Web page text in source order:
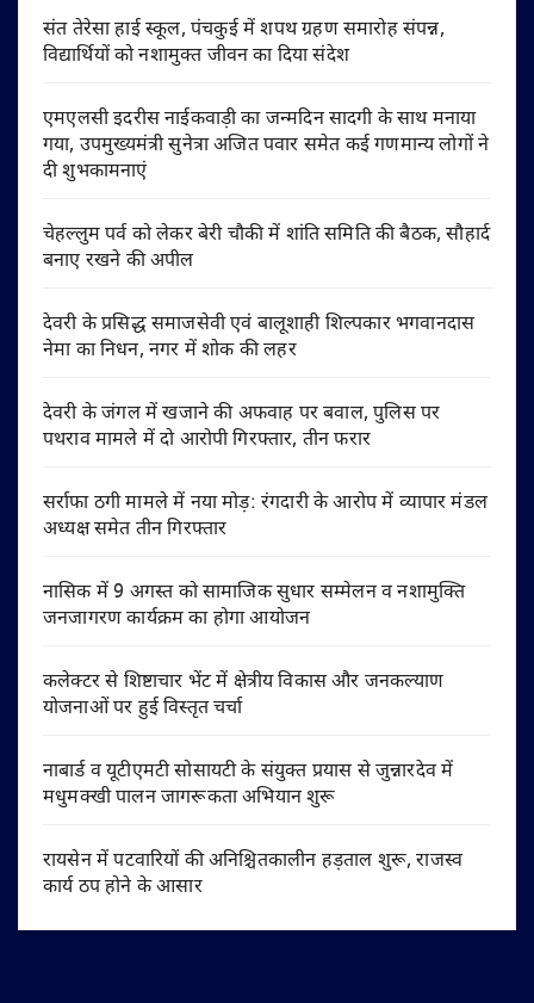
संत तेरेसा हाई स्कूल, पंचकुई में शपथ ग्रहण समारोह संपन्न,
विद्यार्थियों को नशामुक्त जीवन का दिया संदेश
एमएलसी इदरीस नाईकवाड़ी का जन्मदिन सादगी के साथ मनाया
गया, उपमुख्यमंत्री सुनेत्रा अजित पवार समेत कई गणमान्य लोगों ने
दी शुभकामनाएं
चेहल्लुम पर्व को लेकर बेरी चौकी में शांति समिति की बैठक, सौहार्द
बनाए रखने की अपील
देवरी के प्रसिद्ध समाजसेवी एवं बालूशाही शिल्पकार भगवानदास
नेमा का निधन, नगर में शोक की लहर
देवरी के जंगल में खजाने की अफवाह पर बवाल, पुलिस पर
पथराव मामले में दो आरोपी गिरफ्तार, तीन फरार
सर्राफा ठगी मामले में नया मोड़: रंगदारी के आरोप में व्यापार मंडल
अध्यक्ष समेत तीन गिरफ्तार
नासिक में 9 अगस्त को सामाजिक सुधार सम्मेलन व नशामुक्ति
जनजागरण कार्यक्रम का होगा आयोजन
कलेक्टर से शिष्टाचार भेंट में क्षेत्रीय विकास और जनकल्याण
योजनाओं पर हुई विस्तृत चर्चा
नाबार्ड व यूटीएमटी सोसायटी के संयुक्त प्रयास से जुन्नारदेव में
मधुमक्खी पालन जागरूकता अभियान शुरू
रायसेन में पटवारियों की अनिश्चितकालीन हड़ताल शुरू, राजस्व
कार्य ठप होने के आसार